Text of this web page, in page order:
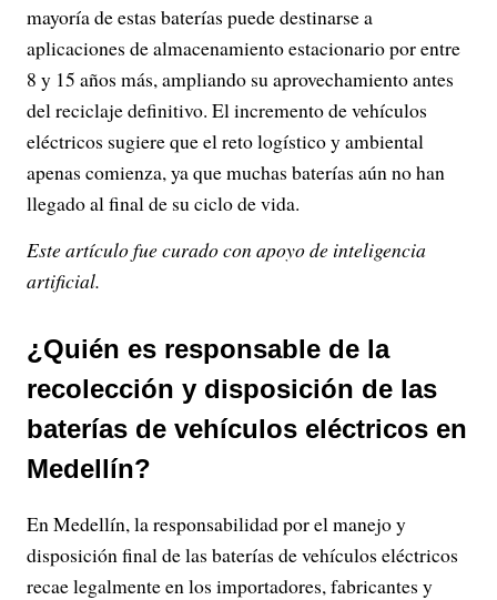
mayoría de estas baterías puede destinarse a
aplicaciones de almacenamiento estacionario por entre
8 y 15 años más, ampliando su aprovechamiento antes
del reciclaje definitivo. El incremento de vehículos
eléctricos sugiere que el reto logístico y ambiental
apenas comienza, ya que muchas baterías aún no han
llegado al final de su ciclo de vida.
Este artículo fue curado con apoyo de inteligencia
artificial.
¿Quién es responsable de la
recolección y disposición de las
baterías de vehículos eléctricos en
Medellín?
En Medellín, la responsabilidad por el manejo y
disposición final de las baterías de vehículos eléctricos
recae legalmente en los importadores, fabricantes y